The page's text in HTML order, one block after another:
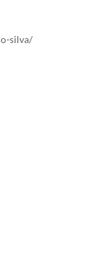
silva/